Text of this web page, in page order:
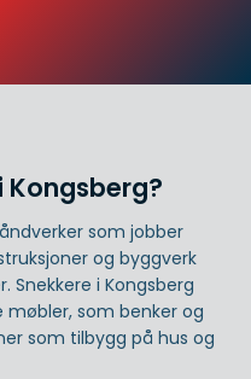
Kongsberg?
som jobber
og byggverk
i Kongsberg
som benker og
som tilbygg på hus og